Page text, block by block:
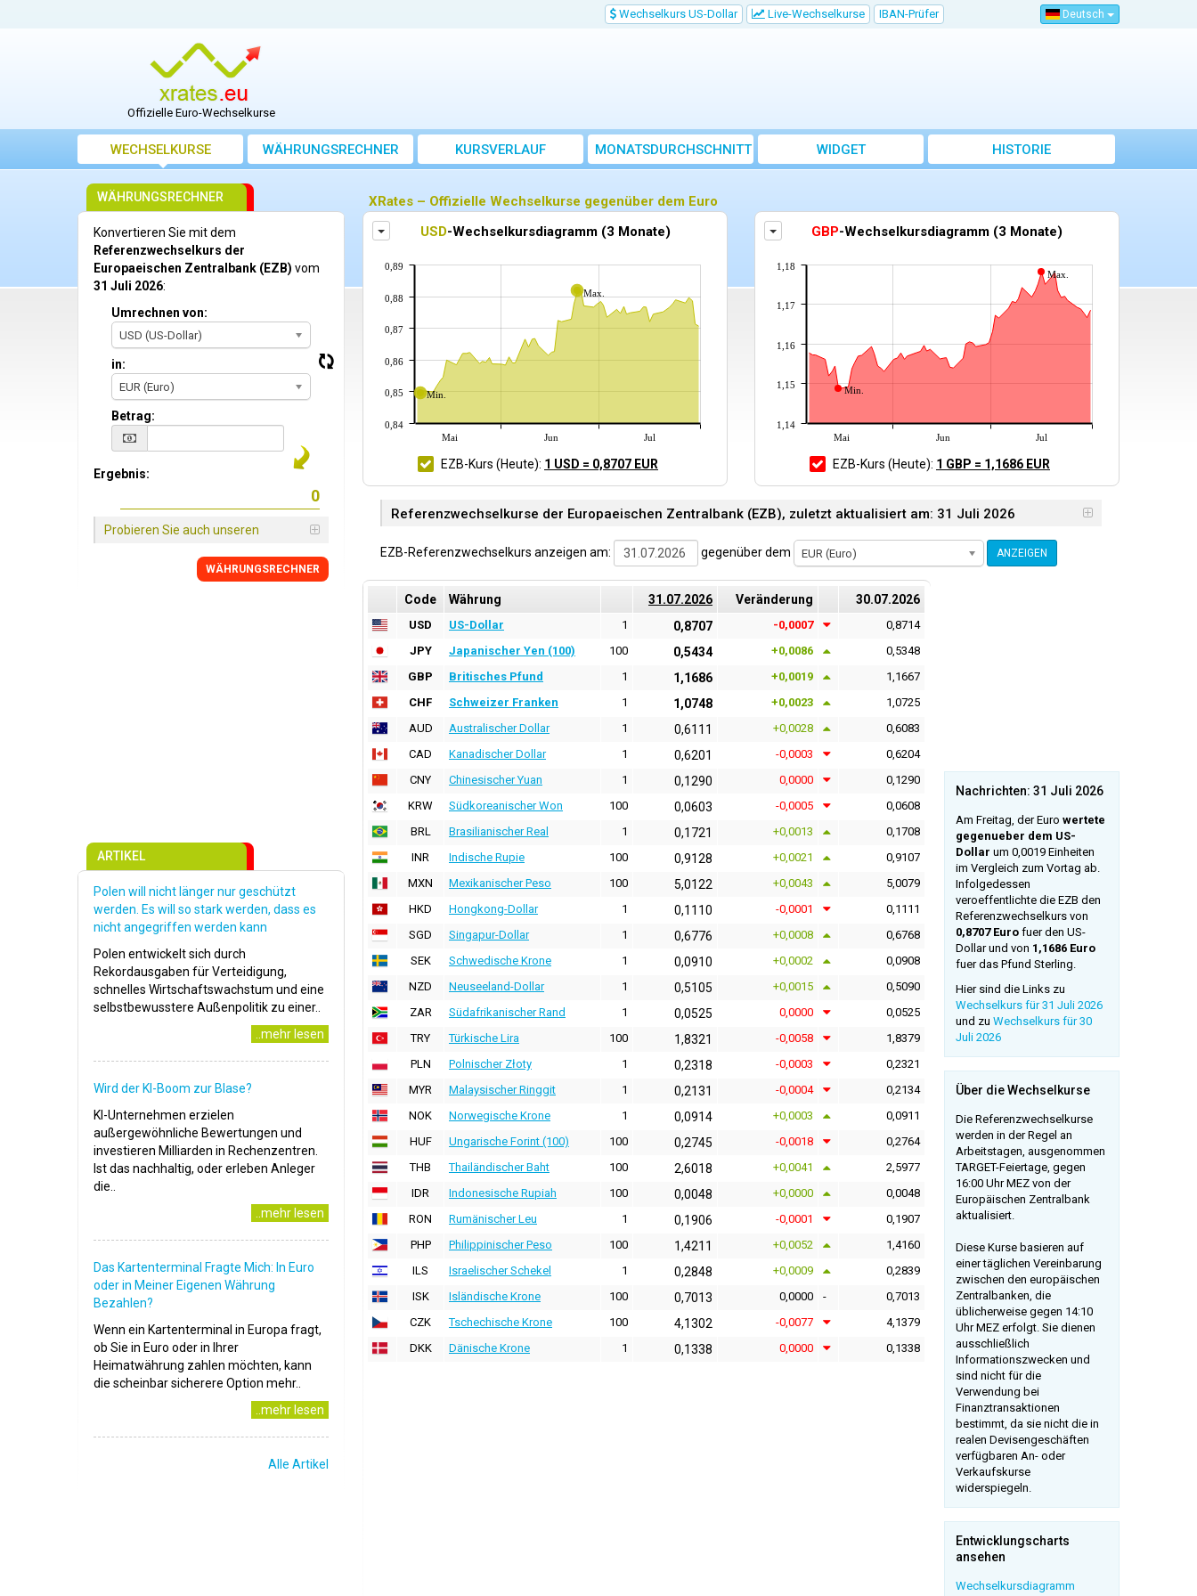
Wechselkurs US-Dollar Live-Wechselkurse IBAN-Prüfer Deutsch
Offizielle Euro-Wechselkurse
WECHSELKURSE WÄHRUNGSRECHNER KURSVERLAUF MONATSDURCHSCHNITT WIDGET HISTORIE
XRates – Offizielle Wechselkurse gegenüber dem Euro
Wechselkursdiagramm für eine andere Währung gegenüber dem Euro anzeigen
USD-Wechselkursdiagramm (3 Monate)
Min.
Max.
Mai Jun Jul
0,84
0,85
0,86
0,87
0,88
0,89
EZB-Kurs (Heute): 1 USD = 0,8707 EUR
Wechselkursdiagramm für eine andere Währung gegenüber dem Euro anzeigen
GBP-Wechselkursdiagramm (3 Monate)
Min.
Max.
Mai Jun Jul
1,14
1,15
1,16
1,17
1,18
EZB-Kurs (Heute): 1 GBP = 1,1686 EUR
Referenzwechselkurse der Europaeischen Zentralbank (EZB), zuletzt aktualisiert am: 31 Juli 2026
EZB-Referenzwechselkurs anzeigen am: gegenüber dem EUR (Euro) ANZEIGEN
Code Währung 31.07.2026 Veränderung 30.07.2026
USD US-Dollar 1 0,8707 -0,0007
0,8714
JPY
Japanischer Yen (100) 100 0,5434 +0,0086
0,5348
GBP
Britisches Pfund 1 1,1686 +0,0019
1,1667
CHF
Schweizer Franken 1 1,0748 +0,0023
1,0725
AUD
Australischer Dollar 1 0,6111 +0,0028
0,6083
CAD
Kanadischer Dollar 1 0,6201 -0,0003
0,6204
CNY
Chinesischer Yuan 1 0,1290 0,0000
0,1290
KRW
Südkoreanischer Won 100 0,0603 -0,0005
0,0608
BRL
Brasilianischer Real 1 0,1721 +0,0013
0,1708
INR
Indische Rupie 100 0,9128 +0,0021
0,9107
MXN
Mexikanischer Peso 100 5,0122 +0,0043
5,0079
HKD
Hongkong-Dollar 1 0,1110 -0,0001
0,1111
SGD
Singapur-Dollar 1 0,6776 +0,0008
0,6768
SEK
Schwedische Krone 1 0,0910 +0,0002
0,0908
NZD
Neuseeland-Dollar 1 0,5105 +0,0015
0,5090
ZAR
Südafrikanischer Rand 1 0,0525 0,0000
0,0525
TRY
Türkische Lira 100 1,8321 -0,0058
1,8379
PLN
Polnischer Złoty 1 0,2318 -0,0003
0,2321
MYR
Malaysischer Ringgit 1 0,2131 -0,0004
0,2134
NOK
Norwegische Krone 1 0,0914 +0,0003
0,0911
HUF
Ungarische Forint (100) 100 0,2745 -0,0018
0,2764
THB
Thailändischer Baht 100 2,6018 +0,0041
2,5977
IDR
Indonesische Rupiah 100 0,0048 +0,0000
0,0048
RON
Rumänischer Leu 1 0,1906 -0,0001
0,1907
PHP
Philippinischer Peso 100 1,4211 +0,0052
1,4160
ILS
Israelischer Schekel 1 0,2848 +0,0009
0,2839
ISK
Isländische Krone 100 0,7013 0,0000 -
0,7013
CZK
Tschechische Krone 100 4,1302 -0,0077
4,1379
DKK
Dänische Krone 1 0,1338 0,0000 0,1338
Nachrichten: 31 Juli 2026
Am Freitag, der Euro wertete
gegenueber dem US-
Dollar um 0,0019 Einheiten
im Vergleich zum Vortag ab.
Infolgedessen
veroeffentlichte die EZB den
Referenzwechselkurs von
0,8707 Eurofuer den US-
Dollar und von 1,1686 Euro
fuer das Pfund Sterling.
Hier sind die Links zu
Wechselkurs für 31 Juli 2026
und zu Wechselkurs für 30
Juli 2026
Über die Wechselkurse
Die Referenzwechselkurse
werden in der Regel an
Arbeitstagen, ausgenommen
TARGET-Feiertage, gegen
16:00 Uhr MEZ von der
Europäischen Zentralbank
aktualisiert.
Diese Kurse basieren auf
einer täglichen Vereinbarung
zwischen den europäischen
Zentralbanken, die
üblicherweise gegen 14:10
Uhr MEZ erfolgt. Sie dienen
ausschließlich
Informationszwecken und
sind nicht für die
Verwendung bei
Finanztransaktionen
bestimmt, da sie nicht die in
realen Devisengeschäften
verfügbaren An- oder
Verkaufskurse
widerspiegeln.
Entwicklungscharts
ansehen
Wechselkursdiagramm
WÄHRUNGSRECHNER
Konvertieren Sie mit dem
Referenzwechselkurs der
Europaeischen Zentralbank (EZB) vom
31 Juli 2026:
Umrechnen von:
USD (US-Dollar)
in:
EUR (Euro)
Betrag:
Ergebnis:
Probieren Sie auch unseren
WÄHRUNGSRECHNER
ARTIKEL
Polen will nicht länger nur geschützt
werden. Es will so stark werden, dass es
nicht angegriffen werden kann
Polen entwickelt sich durch
Rekordausgaben für Verteidigung,
schnelles Wirtschaftswachstum und eine
selbstbewusstere Außenpolitik zu einer..
..mehr lesen
Wird der KI-Boom zur Blase?
KI-Unternehmen erzielen
außergewöhnliche Bewertungen und
investieren Milliarden in Rechenzentren.
Ist das nachhaltig, oder erleben Anleger
die..
..mehr lesen
Das Kartenterminal Fragte Mich: In Euro
oder in Meiner Eigenen Währung
Bezahlen?
Wenn ein Kartenterminal in Europa fragt,
ob Sie in Euro oder in Ihrer
Heimatwährung zahlen möchten, kann
die scheinbar sicherere Option mehr..
..mehr lesen
Alle Artikel